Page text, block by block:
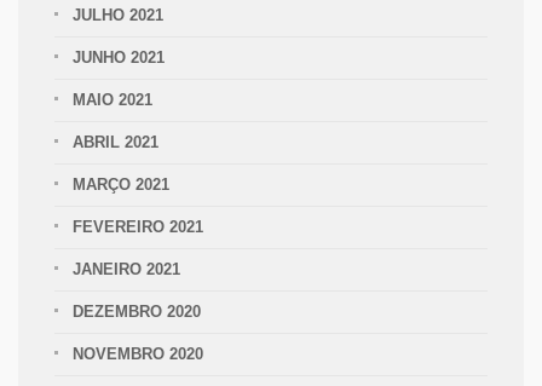
JULHO 2021
JUNHO 2021
MAIO 2021
ABRIL 2021
MARÇO 2021
FEVEREIRO 2021
JANEIRO 2021
DEZEMBRO 2020
NOVEMBRO 2020